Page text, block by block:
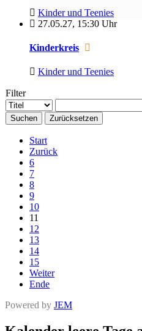
Kinder und Teenies
27.05.27, 15:30 Uhr
Kinderkreis
Kinder und Teenies
Filter
Suchen Zurücksetzen
Start
Zurück
6
7
8
9
10
11
12
13
14
15
Weiter
Ende
Powered by JEM